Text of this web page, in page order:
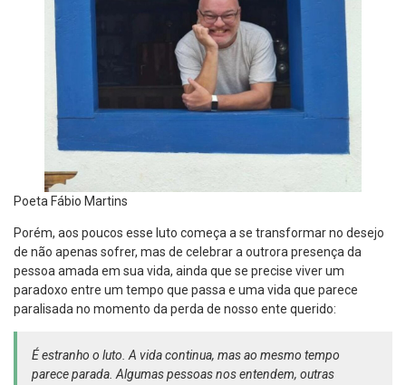
Poeta Fábio Martins
Porém, aos poucos esse luto começa a se transformar no desejo
de não apenas sofrer, mas de celebrar a outrora presença da
pessoa amada em sua vida, ainda que se precise viver um
paradoxo entre um tempo que passa e uma vida que parece
paralisada no momento da perda de nosso ente querido:
É estranho o luto. A vida continua, mas ao mesmo tempo
parece parada. Algumas pessoas nos entendem, outras